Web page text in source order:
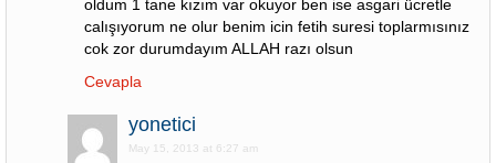
oldum 1 tane kızım var okuyor ben ise asgari ücretle
calışıyorum ne olur benim icin fetih suresi toplarmısınız
cok zor durumdayım ALLAH razı olsun
Cevapla
yonetici
May 15, 2013 at 6:27 am